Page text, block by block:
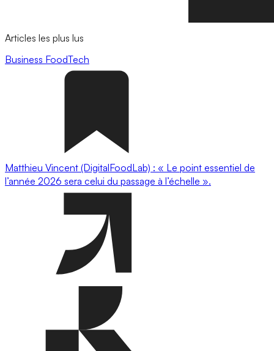
Articles les plus lus
Business FoodTech
Matthieu Vincent (DigitalFoodLab) : « Le point essentiel de
l’année 2026 sera celui du passage à l’échelle ».